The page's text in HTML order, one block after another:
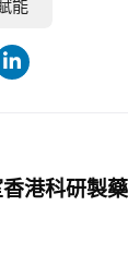
能
港科研製